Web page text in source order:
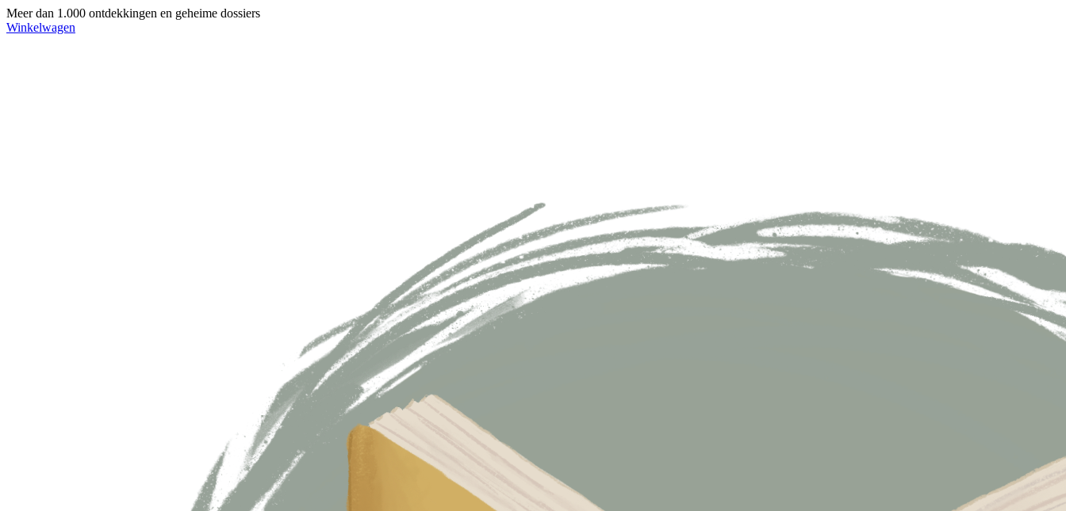
Meer dan 1.000 ontdekkingen en geheime dossiers
Winkelwagen